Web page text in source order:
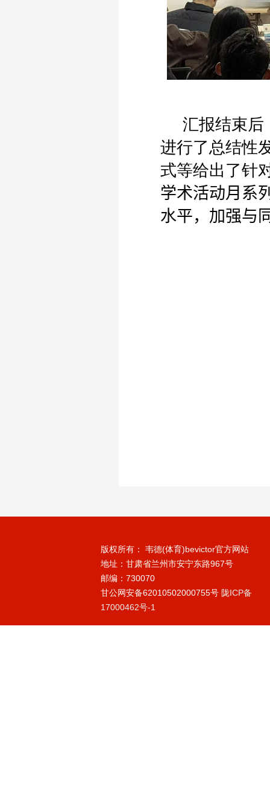
汇报结束后
进行了总结性
式等给出了针
学术活动月系
水平，加强与
版权所有： 韦德(体育)bevictor官方网站
地址：甘肃省兰州市安宁东路967号
邮编：730070
甘公网安备62010502000755号 陇ICP备
17000462号-1